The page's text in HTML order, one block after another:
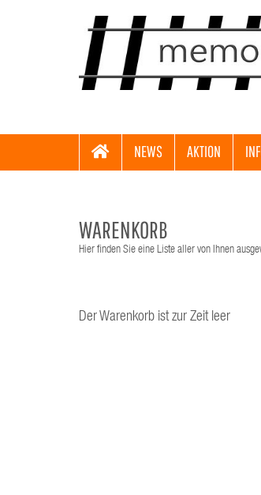
NEWS AKTION
WARENKORB
Hier finden Sie eine Liste aller von Ihnen
Der Warenkorb ist zur Zeit leer